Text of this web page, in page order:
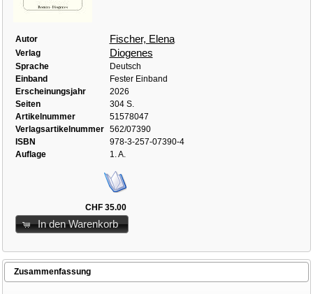
Autor Fischer, Elena
Verlag Diogenes
Sprache
Deutsch
Einband
Fester Einband
Erscheinungsjahr
2026
Seiten
304 S.
Artikelnummer
51578047
Verlagsartikelnummer
562/07390
ISBN
978-3-257-07390-4
Auflage
1. A.
CHF 35.00
In den Warenkorb
Zusammenfassung